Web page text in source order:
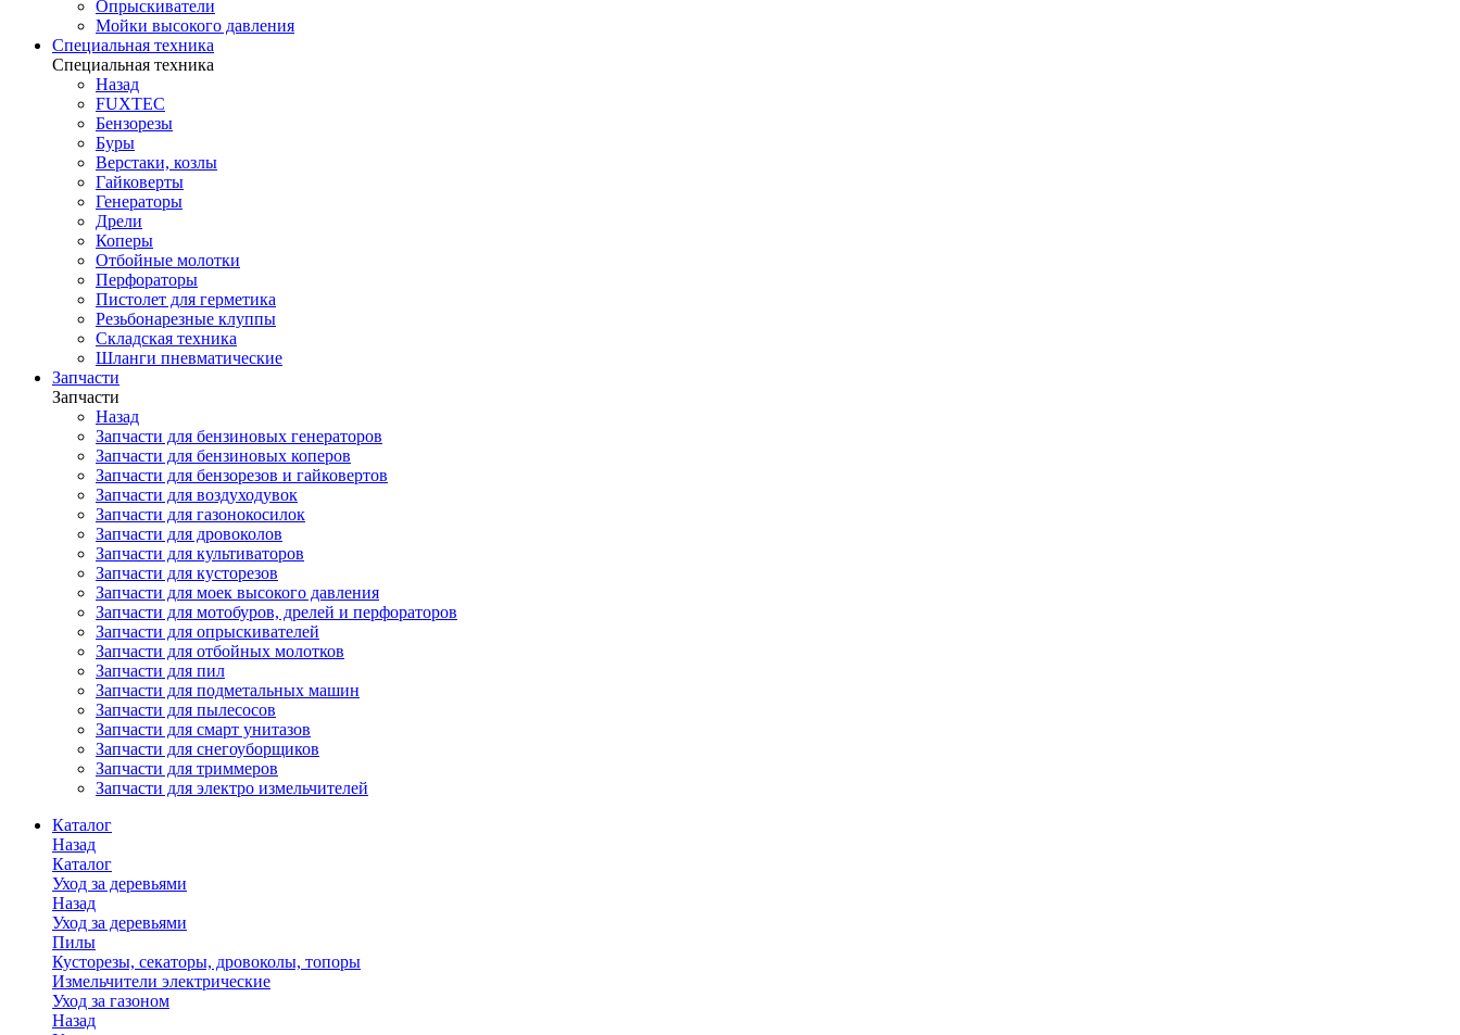
Опрыскиватели
Мойки высокого давления
Специальная техника
Специальная техника
Назад
FUXTEC
Бензорезы
Буры
Верстаки, козлы
Гайковерты
Генераторы
Дрели
Коперы
Отбойные молотки
Перфораторы
Пистолет для герметика
Резьбонарезные клуппы
Складская техника
Шланги пневматические
Запчасти
Запчасти
Назад
Запчасти для бензиновых генераторов
Запчасти для бензиновых коперов
Запчасти для бензорезов и гайковертов
Запчасти для воздуходувок
Запчасти для газонокосилок
Запчасти для дровоколов
Запчасти для культиваторов
Запчасти для кусторезов
Запчасти для моек высокого давления
Запчасти для мотобуров, дрелей и перфораторов
Запчасти для опрыскивателей
Запчасти для отбойных молотков
Запчасти для пил
Запчасти для подметальных машин
Запчасти для пылесосов
Запчасти для смарт унитазов
Запчасти для снегоуборщиков
Запчасти для триммеров
Запчасти для электро измельчителей
Каталог
Назад
Каталог
Уход за деревьями
Назад
Уход за деревьями
Пилы
Кусторезы, секаторы, дровоколы, топоры
Измельчители электрические
Уход за газоном
Назад